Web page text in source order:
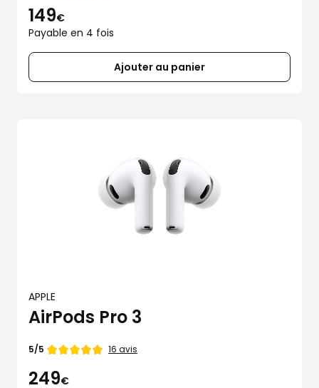
149€
Payable en 4 fois
Ajouter au panier
APPLE
AirPods Pro 3
Note
5/5 16 avis
249€